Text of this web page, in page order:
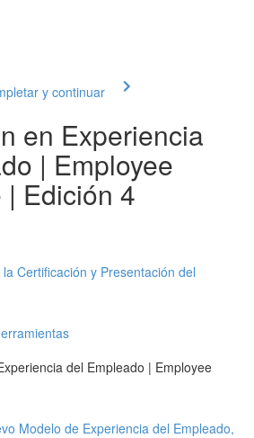
y continuar
en Experiencia
| Employee
Edición 4
Certificación y Presentación del
del Empleado | Employee
Modelo de Experiencia del Empleado,